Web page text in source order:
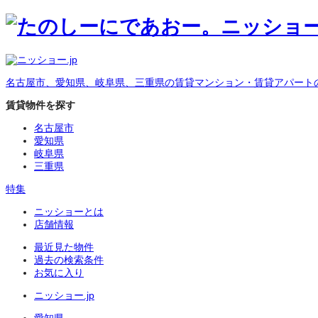
名古屋市、愛知県、岐阜県、三重県の賃貸マンション・賃貸アパート
賃貸物件を探す
名古屋市
愛知県
岐阜県
三重県
特集
ニッショーとは
店舗情報
最近見た物件
過去の検索条件
お気に入り
ニッショー.jp